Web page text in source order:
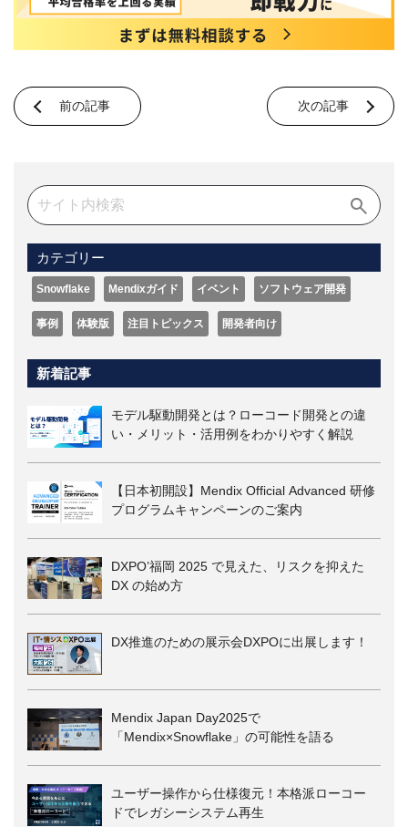
前の記事 次の記事
カテゴリー
Snowflake Mendixガイド イベント ソフトウェア開発
事例 体験版 注目トピックス 開発者向け
新着記事
モデル駆動開発とは？ローコード開発との違
い・メリット・活用例をわかりやすく解説
【日本初開設】Mendix Official Advanced 研修
プログラムキャンペーンのご案内
DXPO’福岡 2025 で見えた、リスクを抑えた
DX の始め方
DX推進のための展示会DXPOに出展します！
Mendix Japan Day2025で
「Mendix×Snowflake」の可能性を語る
ユーザー操作から仕様復元！本格派ローコー
ドでレガシーシステム再生